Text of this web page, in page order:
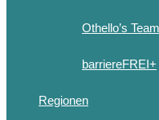
Othello’s Team
barriereFREI+
Regionen